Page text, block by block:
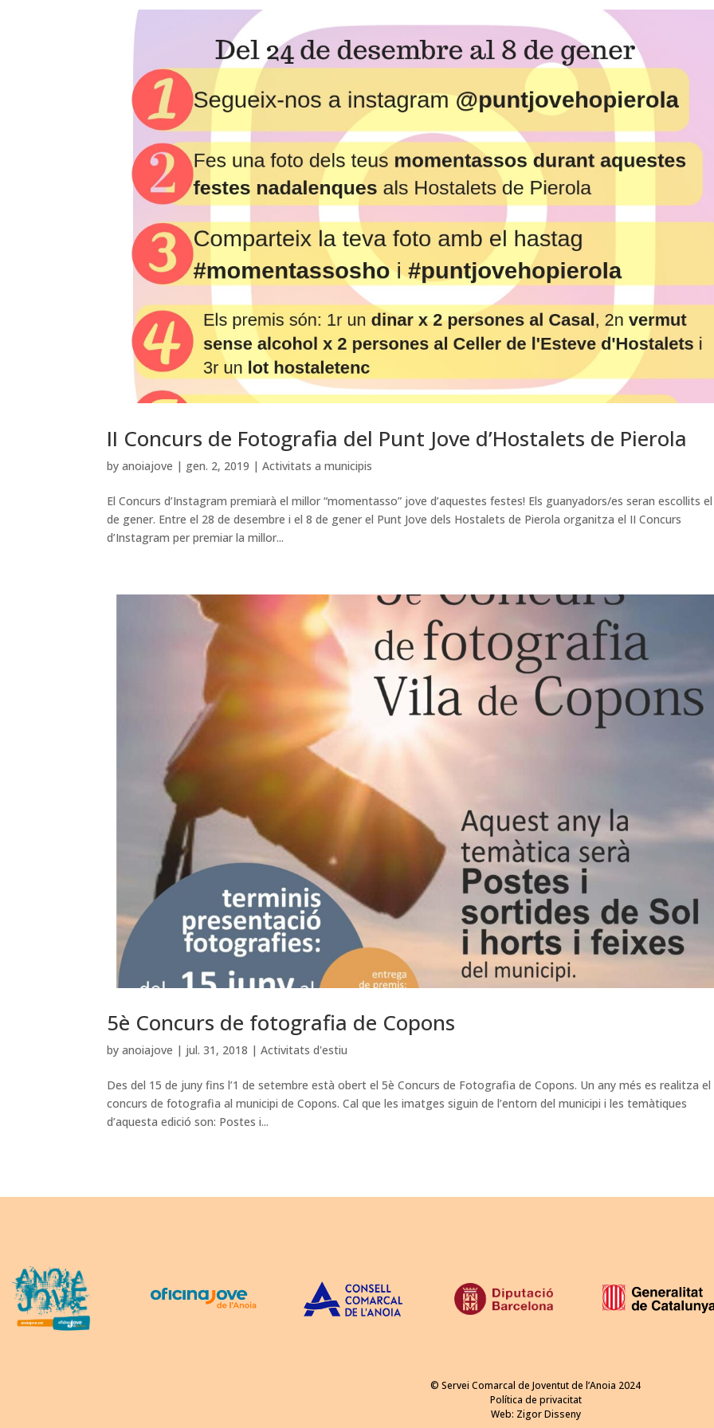
II Concurs de Fotografia del Punt Jove d’Hostalets de Pierola
byanoiajove | gen. 2, 2019 |Activitats a municipis
El Concurs d’Instagram premiarà el millor “momentasso” jove d’aquestes festes! Els guanyadors/es seran escollits
de gener. Entre el 28 de desembre i el 8 de gener el Punt Jove dels Hostalets de Pierola organitza el II Concurs
d’Instagram per premiar la millor...
5è Concurs de fotografia de Copons
byanoiajove | jul. 31, 2018 |Activitats d'estiu
Des del 15 de juny fins l’1 de setembre està obert el 5è Concurs de Fotografia de Copons. Un any més es realitza el
concurs de fotografia al municipi de Copons. Cal que les imatges siguin de l’entorn del municipi i les temàtiques
d’aquesta edició son: Postes i...
© Servei Comarcal de Joventut de l’Anoia 2024
Política de privacitat
Web: Zigor Disseny